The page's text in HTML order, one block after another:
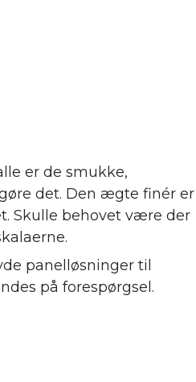
er de smukke,
det. Den ægte finér er
Skulle behovet være der
panelløsninger til
på forespørgsel.